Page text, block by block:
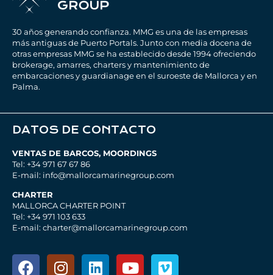
30 años generando confianza. MMG es una de las empresas
más antiguas de Puerto Portals. Junto con media docena de
otras empresas MMG se ha establecido desde 1994 ofreciendo
brokerage, amarres, charters y mantenimiento de
embarcaciones y guardianage en el suroeste de Mallorca y en
Palma.
DATOS DE CONTACTO
VENTAS DE BARCOS, MOORDINGS
Tel: +34 971 67 67 86
E-mail: info@mallorcamarinegroup.com
CHARTER
MALLORCA CHARTER POINT
Tel: +34 971 103 633
E-mail: charter@mallorcamarinegroup.com